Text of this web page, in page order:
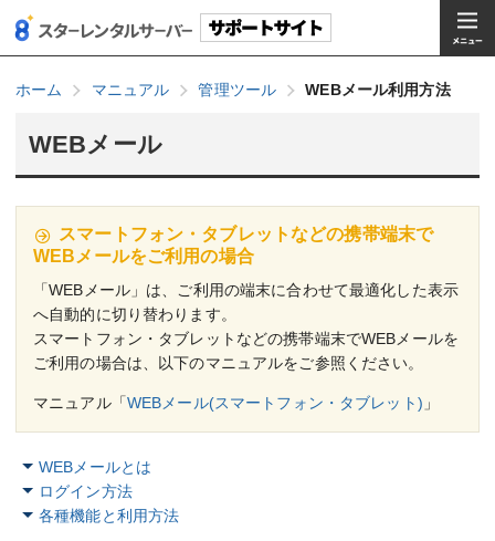
ホーム マニュアル 管理ツール WEBメール利用方法
WEBメール
スマートフォン・タブレットなどの携帯端末で
WEBメールをご利用の場合
「WEBメール」は、ご利用の端末に合わせて最適化した表示
へ自動的に切り替わります。
スマートフォン・タブレットなどの携帯端末でWEBメールを
ご利用の場合は、以下のマニュアルをご参照ください。
マニュアル「WEBメール(スマートフォン・タブレット) 」
WEBメールとは
ログイン方法
各種機能と利用方法